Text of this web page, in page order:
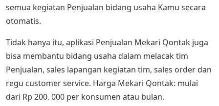
semua kegiatan Penjualan bidang usaha Kamu secara
otomatis.
Tidak hanya itu, aplikasi Penjualan Mekari Qontak juga
bisa membantu bidang usaha dalam melacak tim
Penjualan, sales lapangan kegiatan tim, sales order dan
regu customer service. Harga Mekari Qontak: mulai
dari Rp 200. 000 per konsumen atau bulan.